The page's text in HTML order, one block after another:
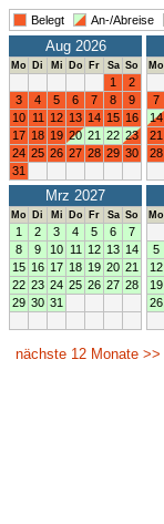
Belegt An-/Abreise
Aug 2026
Mo Di Mi Do Fr Sa So
1
2
3
4 5 6 7 8
9
10 11 12 13 14 15 16
17 18 19 20 21 22 23
24 25 26 27 28 29 30
31
Mo
7
14
21
28
Mrz 2027
Mo Di Mi Do Fr Sa So
1 2 3 4 5 6
7
8
9 10 11 12 13 14
15 16 17 18 19 20 21
22 23 24 25 26 27 28
29 30 31
Mo
5
12
19
26
nächste 12 Monate >>